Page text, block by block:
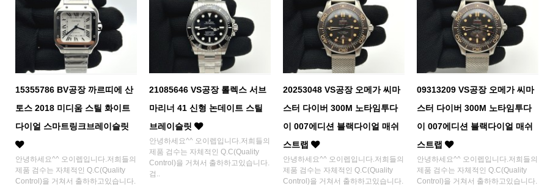
15355786 BV공장 까르띠에 산
토스 2018 미디움 스틸 화이트
다이얼 스마트링크브레이슬릿
안녕하세요^^ 오이렙입니다.저희들의
제품 검수는 자체적인 Q.C(Quality
Control)을 거쳐서 출하하고있습니다.
21085646 VS공장 롤렉스 서브
마리너 41 신형 논데이트 스틸
브레이슬릿
안녕하세요^^ 오이렙입니다.저희들의
제품 검수는 자체적인 Q.C(Quality
Control)을 거쳐서 출하하고있습니다.
검..
20253048 VS공장 오메가 씨마
스터 다이버 300M 노타임투다
이 007에디션 블랙다이얼 매쉬
스트랩
안녕하세요^^ 오이렙입니다.저희들의
제품 검수는 자체적인 Q.C(Quality
Control)을 거쳐서 출하하고있습니다.
09313209 VS공장 오메가 씨마
스터 다이버 300M 노타임투다
이 007에디션 블랙다이얼 매쉬
스트랩
안녕하세요^^ 오이렙입니다.저희들의
제품 검수는 자체적인 Q.C(Quality
Control)을 거쳐서 출하하고있습니다.